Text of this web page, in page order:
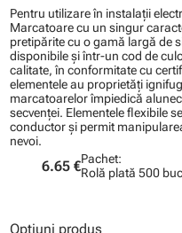
Pentru utilizare în instalaţii
Marcatoare cu un singur
pretipărite cu o gamă largă de
disponibile şi într-un cod de
calitate, în conformitate cu
elementele au proprietăţi
marcatoarelor împiedică
secvenţei. Elementele flexibile
conductor şi permit
nevoi.
6.65 €Pachet:
Rolă plată 500 buc
Opțiuni produs